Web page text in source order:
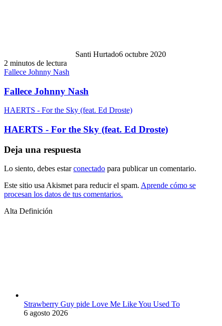
Santi Hurtado6 octubre 2020
2 minutos de lectura
Fallece Johnny Nash
Fallece Johnny Nash
HAERTS - For the Sky (feat. Ed Droste)
HAERTS - For the Sky (feat. Ed Droste)
Deja una respuesta
Lo siento, debes estarconectado para publicar un comentario.
Este sitio usa Akismet para reducir el spam. Aprende cómo se
procesan los datos de tus comentarios.
Alta Definición
Strawberry Guy pide Love Me Like You Used To
6 agosto 2026